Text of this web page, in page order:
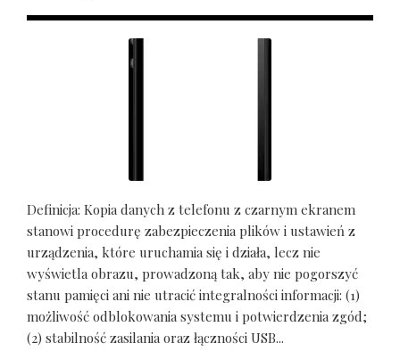
Definicja: Kopia danych z telefonu z czarnym ekranem
stanowi procedurę zabezpieczenia plików i ustawień z
urządzenia, które uruchamia się i działa, lecz nie
wyświetla obrazu, prowadzoną tak, aby nie pogorszyć
stanu pamięci ani nie utracić integralności informacji: (1)
możliwość odblokowania systemu i potwierdzenia zgód;
(2) stabilność zasilania oraz łączności USB...